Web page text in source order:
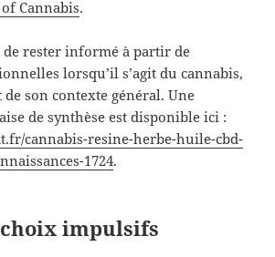
Cannabis.
rester informé à partir de
lorsqu’il s’agit du cannabis,
de son contexte général. Une
de synthèse est disponible ici :
cannabis-resine-herbe-huile-cbd-
1724.
impulsifs